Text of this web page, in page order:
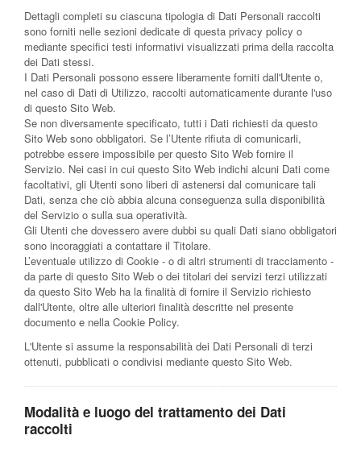
Dettagli completi su ciascuna tipologia di Dati Personali raccolti
sono forniti nelle sezioni dedicate di questa privacy policy o
mediante specifici testi informativi visualizzati prima della raccolta
dei Dati stessi.
I Dati Personali possono essere liberamente forniti dall'Utente o,
nel caso di Dati di Utilizzo, raccolti automaticamente durante l'uso
di questo Sito Web.
Se non diversamente specificato, tutti i Dati richiesti da questo
Sito Web sono obbligatori. Se l’Utente rifiuta di comunicarli,
potrebbe essere impossibile per questo Sito Web fornire il
Servizio. Nei casi in cui questo Sito Web indichi alcuni Dati come
facoltativi, gli Utenti sono liberi di astenersi dal comunicare tali
Dati, senza che ciò abbia alcuna conseguenza sulla disponibilità
del Servizio o sulla sua operatività.
Gli Utenti che dovessero avere dubbi su quali Dati siano obbligatori
sono incoraggiati a contattare il Titolare.
L’eventuale utilizzo di Cookie - o di altri strumenti di tracciamento -
da parte di questo Sito Web o dei titolari dei servizi terzi utilizzati
da questo Sito Web ha la finalità di fornire il Servizio richiesto
dall'Utente, oltre alle ulteriori finalità descritte nel presente
documento e nella Cookie Policy.
L'Utente si assume la responsabilità dei Dati Personali di terzi
ottenuti, pubblicati o condivisi mediante questo Sito Web.
Modalità e luogo del trattamento dei Dati
raccolti